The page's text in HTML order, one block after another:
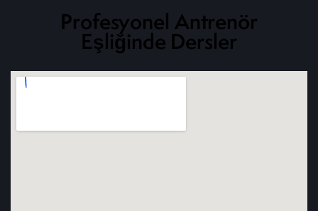
Profesyonel Antrenör
Eşliğinde Dersler